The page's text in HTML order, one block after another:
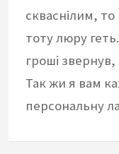
скваснілим,
тоту люру
гроші
Так жи я вам
персональну